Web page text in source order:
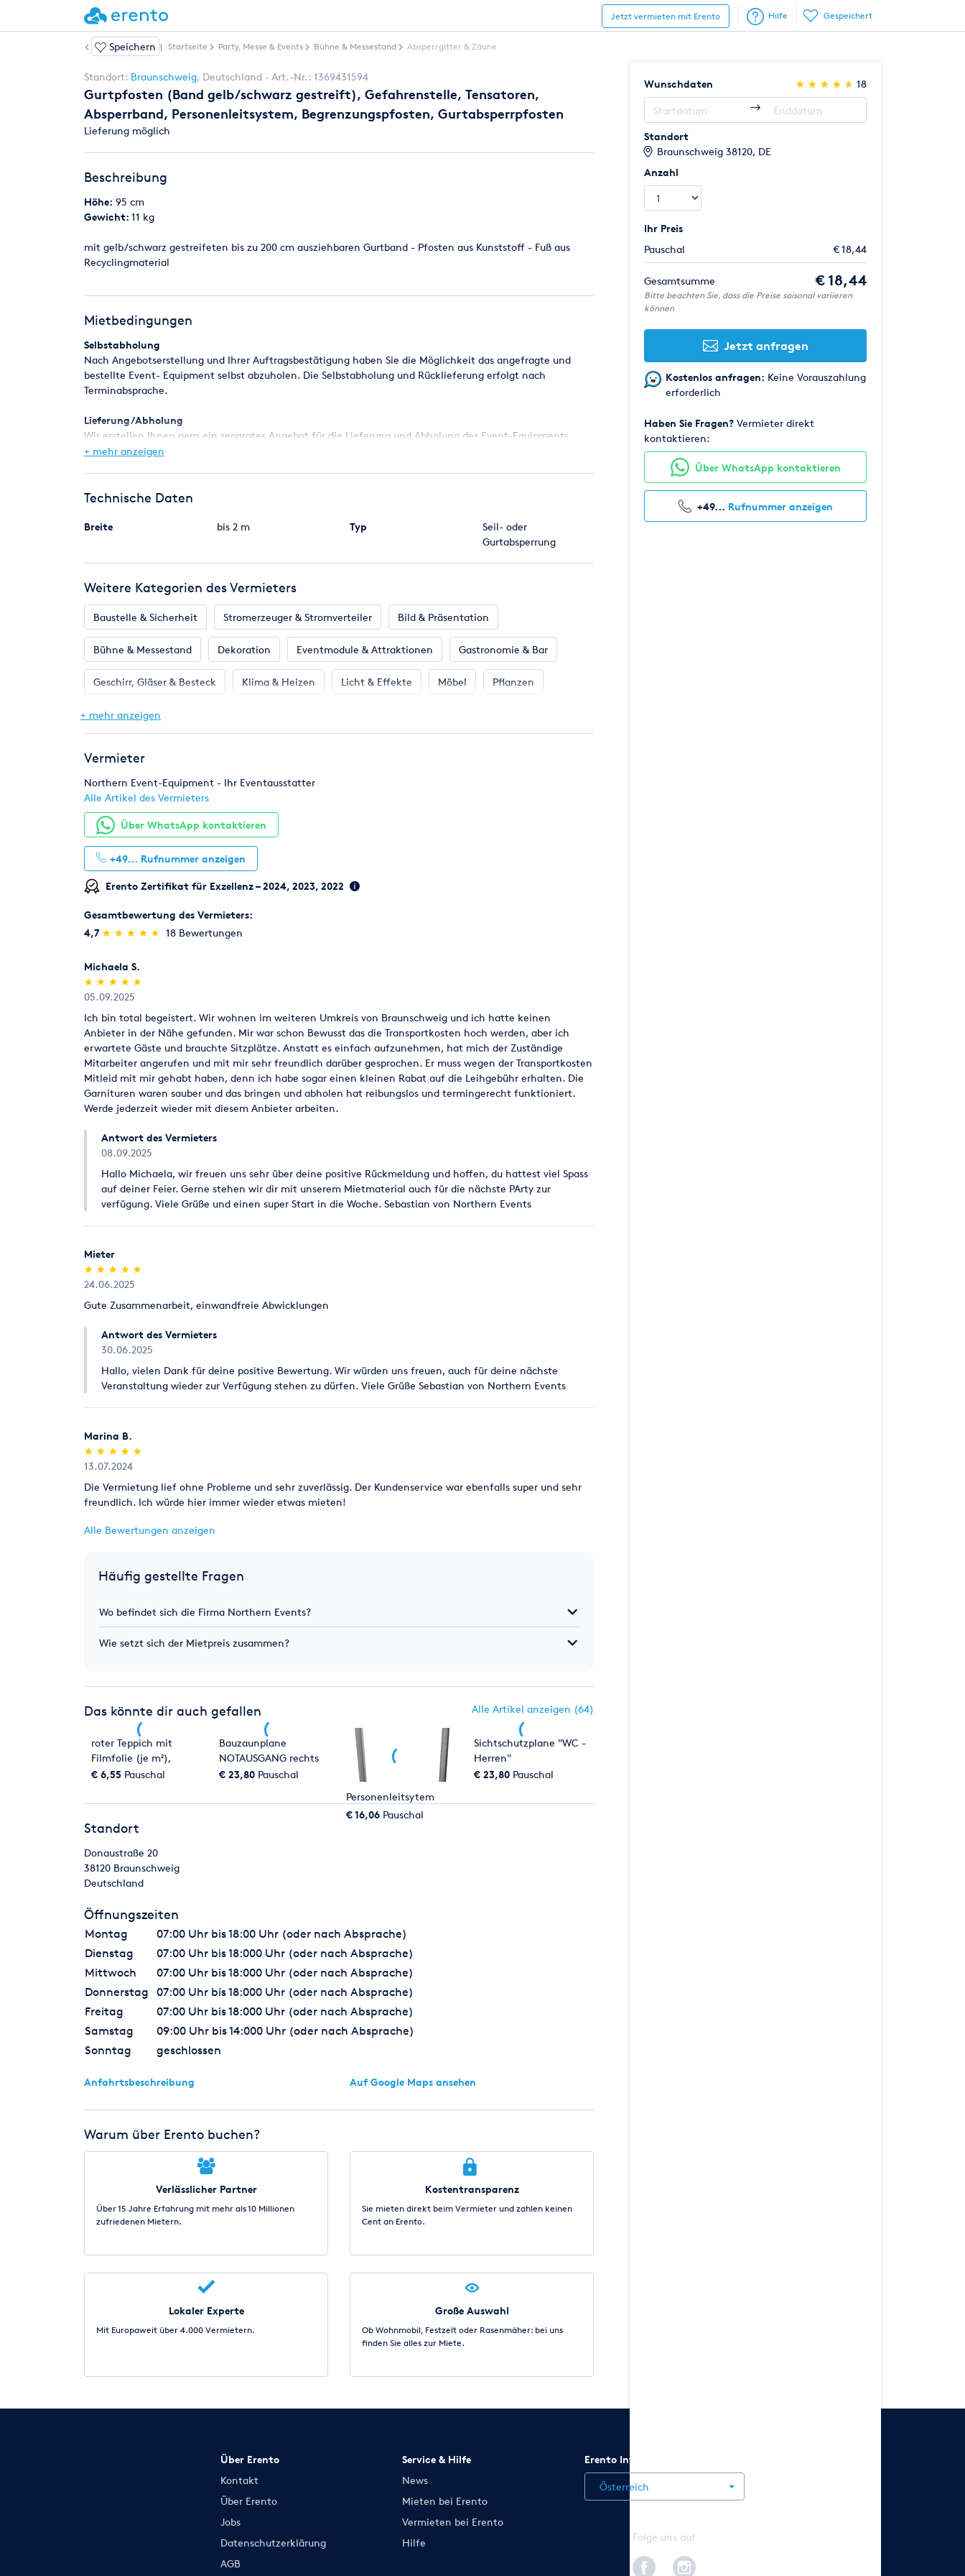
Gespeichert
Jetzt vermieten mit Erento Hilfe
Weitere Artikel | Startseite Party, Messe & Events Bühne & Messestand Absperrgitter & Zäune
Speichern
Standort: Braunschweig, Deutschland Art.-Nr.: 1369431594
Gurtpfosten (Band gelb/schwarz gestreift), Gefahrenstelle, Tensatoren,
Absperrband, Personenleitsystem, Begrenzungspfosten, Gurtabsperrpfosten
Lieferung möglich
Beschreibung
Höhe: 95 cm
Gewicht: 11 kg
mit gelb/schwarz gestreifeten bis zu 200 cm ausziehbaren Gurtband - Pfosten aus Kunststoff - Fuß aus
Recyclingmaterial
Mietbedingungen
Selbstabholung
Nach Angebotserstellung und Ihrer Auftragsbestätigung haben Sie die Möglichkeit das angefragte und
bestellte Event- Equipment selbst abzuholen. Die Selbstabholung und Rücklieferung erfolgt nach
Terminabsprache.
Lieferung/Abholung
Wir erstellen Ihnen gern ein separates Angebot für die Lieferung und Abholung des Event-Equipments.
Zusätzlich zum vereinbarten Mietpreis, fallen Transportkosten an die abhängig vom Verladevolumen und
Ihre Anfrage wird natürlich schnellstmöglich bearbeitet.
Sollten Sie einmal nicht fündig werden oder Sie haben spezielle Vorstellungen oder Fragen, dann stehen
wie Milch, Kaffee usw, werden verkauft und sind dementsprechend in den Artikelbeschreibungen
+ mehr anzeigen
Technische Daten
Breite bis 2 m Typ
Seil- oder
Gurtabsperrung
Weitere Kategorien des Vermieters
Baustelle & Sicherheit Stromerzeuger & Stromverteiler Bild & Präsentation
Bühne & Messestand Dekoration Eventmodule & Attraktionen Gastronomie & Bar
Geschirr, Gläser & Besteck Klima & Heizen Licht & Effekte Möbel Pflanzen
Toilette, WC & Dusche
+ mehr anzeigen
Vermieter
Northern Event-Equipment - Ihr Eventausstatter
Alle Artikel des Vermieters
Über WhatsApp kontaktieren
+49... Rufnummer anzeigen
Erento Zertifikat für Exzellenz – 2024, 2023, 2022
Gesamtbewertung des Vermieters:
4,7 (*)
★
★
(*) ★
★
(*) ★
★
(*) ★
★
(*) ★
★ 18 Bewertungen
Michaela S.
(*)
★
★
(*) ★
★
(*) ★
★
(*) ★
★
(*) ★
★
05.09.2025
Ich bin total begeistert. Wir wohnen im weiteren Umkreis von Braunschweig und ich hatte keinen
Anbieter in der Nähe gefunden. Mir war schon Bewusst das die Transportkosten hoch werden, aber ich
erwartete Gäste und brauchte Sitzplätze. Anstatt es einfach aufzunehmen, hat mich der Zuständige
Mitarbeiter angerufen und mit mir sehr freundlich darüber gesprochen. Er muss wegen der Transportkosten
Mitleid mit mir gehabt haben, denn ich habe sogar einen kleinen Rabat auf die Leihgebühr erhalten. Die
Garnituren waren sauber und das bringen und abholen hat reibungslos und termingerecht funktioniert.
Werde jederzeit wieder mit diesem Anbieter arbeiten.
Antwort des Vermieters
08.09.2025
Hallo Michaela, wir freuen uns sehr über deine positive Rückmeldung und hoffen, du hattest viel Spass
auf deiner Feier. Gerne stehen wir dir mit unserem Mietmaterial auch für die nächste PArty zur
verfügung. Viele Grüße und einen super Start in die Woche. Sebastian von Northern Events
Mieter
(*)
★
★
(*) ★
★
(*) ★
★
(*) ★
★
(*) ★
★
24.06.2025
Gute Zusammenarbeit, einwandfreie Abwicklungen
Antwort des Vermieters
30.06.2025
Hallo, vielen Dank für deine positive Bewertung. Wir würden uns freuen, auch für deine nächste
Veranstaltung wieder zur Verfügung stehen zu dürfen. Viele Grüße Sebastian von Northern Events
Marina B.
(*)
★
★
(*) ★
★
(*) ★
★
(*) ★
★
(*) ★
★
13.07.2024
Die Vermietung lief ohne Probleme und sehr zuverlässig. Der Kundenservice war ebenfalls super und sehr
freundlich. Ich würde hier immer wieder etwas mieten!
Alle Bewertungen anzeigen
Häufig gestellte Fragen
Wo befindet sich die Firma Northern Events?
Wie setzt sich der Mietpreis zusammen?
Das könnte dir auch gefallen Alle Artikel anzeigen (64)
roter Teppich mit
Filmfolie (je m²),
Messeteppich
€ 6,55 Pauschal
Bauzaunplane
NOTAUSGANG rechts
€ 23,80Pauschal
Personenleitsytem
€ 16,06 Pauschal
Sichtschutzplane "WC -
Herren"
€ 23,80Pauschal
Standort
Donaustraße 20
38120 Braunschweig
Deutschland
Öffnungszeiten
Montag
07:00 Uhr bis 18:00 Uhr (oder nach Absprache)
Dienstag
07:00 Uhr bis 18:000 Uhr (oder nach Absprache)
Mittwoch
07:00 Uhr bis 18:000 Uhr (oder nach Absprache)
Donnerstag
07:00 Uhr bis 18:000 Uhr (oder nach Absprache)
Freitag
07:00 Uhr bis 18:000 Uhr (oder nach Absprache)
Samstag
09:00 Uhr bis 14:000 Uhr (oder nach Absprache)
Sonntag
geschlossen
Anfahrtsbeschreibung Auf Google Maps ansehen
Warum über Erento buchen?
Verlässlicher Partner
Über 15 Jahre Erfahrung mit mehr als 10 Millionen
zufriedenen Mietern.
Lokaler Experte
Mit Europaweit über 4.000 Vermietern.
Kostentransparenz
Sie mieten direkt beim Vermieter und zahlen keinen
Cent an Erento.
Große Auswahl
Ob Wohnmobil, Festzelt oder Rasenmäher: bei uns
finden Sie alles zur Miete.
Wunschdaten (*)
★
★
(*) ★
★
(*) ★
★
(*) ★
★
(*) ★
★ 18
Standort
Braunschweig 38120, DE
Anzahl
Ihr Preis
Pauschal
€ 18,44
Gesamtsumme € 18,44
Bitte beachten Sie, dass die Preise saisonal variieren
können
Jetzt anfragen
Kostenlos anfragen: Keine Vorauszahlung
erforderlich
Haben Sie Fragen? Vermieter direkt
kontaktieren:
Über WhatsApp kontaktieren
+49... Rufnummer anzeigen
Über Erento
Kontakt
Über Erento
Jobs
Datenschutzerklärung
AGB
Service & Hilfe
News
Mieten bei Erento
Vermieten bei Erento
Hilfe
Erento International
Österreich
Folge uns auf